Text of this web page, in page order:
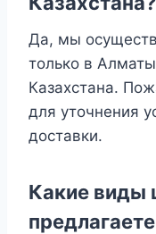
Да, мы
только в
Казахстана.
для уточнения
доставки.
Какие виды